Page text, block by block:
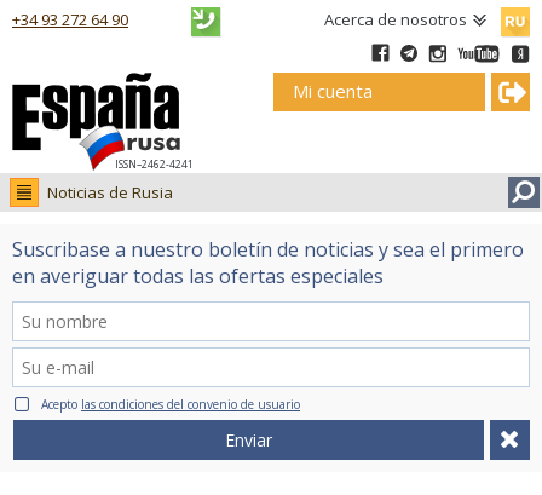
Acerca de nosotros
ISSN–2462-4241
+34 93 272 64 90
Mi cuenta
Noticias de Rusia
Noticias de Rusia
Fotos
Suscribase a nuestro boletín de noticias y sea el primero
en averiguar todas las ofertas especiales
Acepto las condiciones del convenio de usuario
Enviar